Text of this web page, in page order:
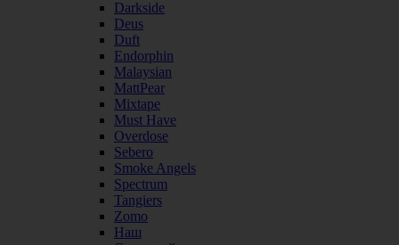
Darkside
Deus
Duft
Endorphin
Malaysian
MattPear
Mixtape
Must Have
Overdose
Sebero
Smoke Angels
Spectrum
Tangiers
Zomo
Наш